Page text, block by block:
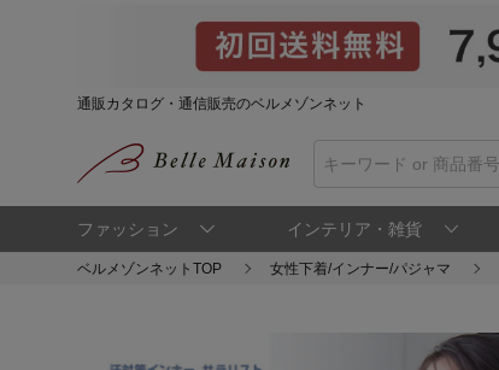
通販カタログ・通信販売のベルメゾンネット
ファッション インテリア・雑貨
ベルメゾンネットTOP 女性下着/インナー/パジャマ